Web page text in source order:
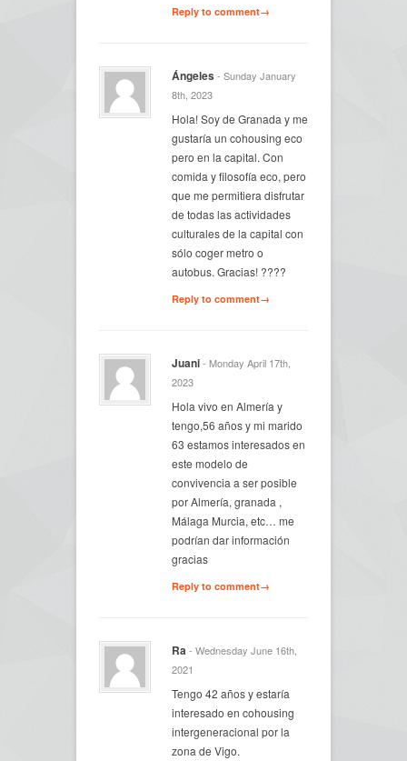
Reply to comment→
Ángeles - Sunday January
8th, 2023
Hola! Soy de Granada y me
gustaría un cohousing eco
pero en la capital. Con
comida y filosofía eco, pero
que me permitiera disfrutar
de todas las actividades
culturales de la capital con
sólo coger metro o
autobus. Gracias! ????
Reply to comment→
Juani- Monday April 17th,
2023
Hola vivo en Almería y
tengo,56 años y mi marido
63 estamos interesados en
este modelo de
convivencia a ser posible
por Almería, granada ,
Málaga Murcia, etc… me
podrían dar información
gracias
Reply to comment→
Ra- Wednesday June 16th,
2021
Tengo 42 años y estaría
interesado en cohousing
intergeneracional por la
zona de Vigo.